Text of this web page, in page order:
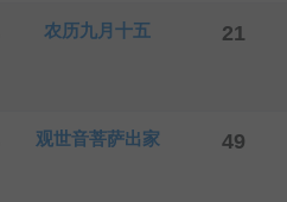
农历九月十五 21
观世音菩萨出家 49